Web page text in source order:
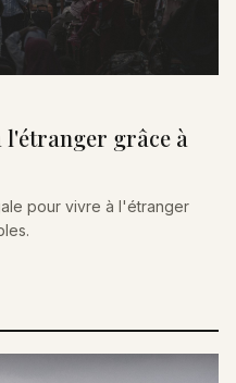
l'étranger grâce à
pour vivre à l'étranger